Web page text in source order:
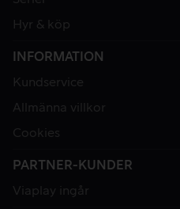
Hyr & köp
INFORMATION
Kundservice
Allmänna villkor
Cookies
PARTNER-KUNDER
Viaplay ingår